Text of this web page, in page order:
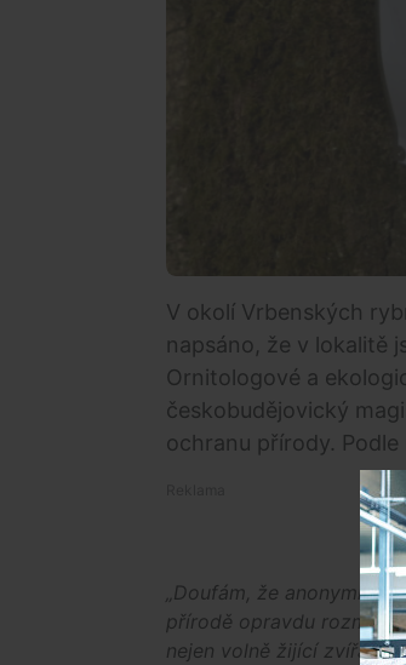
V okolí Vrbenských
napsáno, že v lokalitě
Ornitologové a
českobudějovický
ochranu přírody.
„Doufám, že anonymní
přírodě opravdu
nejen volně žijící zvířata